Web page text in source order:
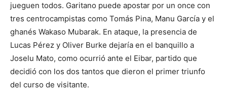
jueguen todos. Garitano puede apostar por un once con
tres centrocampistas como Tomás Pina, Manu García y el
ghanés Wakaso Mubarak. En ataque, la presencia de
Lucas Pérez y Oliver Burke dejaría en el banquillo a
Joselu Mato, como ocurrió ante el Eibar, partido que
decidió con los dos tantos que dieron el primer triunfo
del curso de visitante.